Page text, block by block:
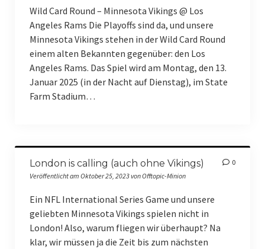
Mitgliedsantrag: Familienmitgliedschaft
Mitgliedschaft: Erweiterung
Mitgliedschaft: Datenänderung
MVFGeV Merch
SKOL Shop 4 you
TAASS.com
Bierwichteln
Bier- und Weinwichteln 2023
Wild Card Round – Minnesota Vikings @ Los
Angeles Rams Die Playoffs sind da, und unsere
Minnesota Vikings stehen in der Wild Card Round
einem alten Bekannten gegenüber: den Los
Angeles Rams. Das Spiel wird am Montag, den 13.
Januar 2025 (in der Nacht auf Dienstag), im State
Farm Stadium…
London is calling (auch ohne Vikings)
Veröffentlicht am Oktober 25, 2023 von Offtopic-Minion
0
Ein NFL International Series Game und unsere
geliebten Minnesota Vikings spielen nicht in
London! Also, warum fliegen wir überhaupt? Na
klar, wir müssen ja die Zeit bis zum nächsten